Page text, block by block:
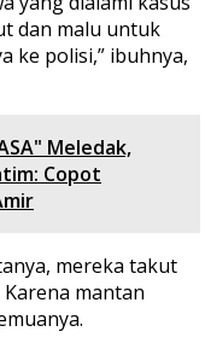
dan malu untuk
ke polisi,” ibuhnya,
Meledak,
Copot
mereka takut
mantan